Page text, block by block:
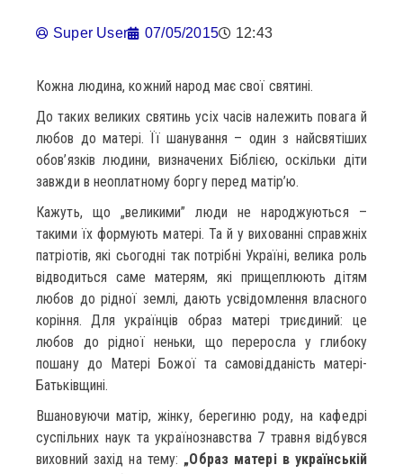
Super User 07/05/2015 12:43
Кожна людина, кожний народ має свої святині.
До таких великих святинь усіх часів належить повага й
любов до матері. Її шанування – один з найсвятіших
обов’язків людини, визначених Біблією, оскільки діти
завжди в неоплатному боргу перед матір’ю.
Кажуть, що „великими” люди не народжуються –
такими їх формують матері. Та й у вихованні справжніх
патріотів, які сьогодні так потрібні Україні, велика роль
відводиться саме матерям, які прищеплюють дітям
любов до рідної землі, дають усвідомлення власного
коріння. Для українців образ матері триєдиний: це
любов до рідної неньки, що переросла у глибоку
пошану до Матері Божої та самовідданість матері-
Батьківщині.
Вшановуючи матір, жінку, берегиню роду, на кафедрі
суспільних наук та українознавства 7 травня відбувся
виховний захід на тему: „Образ матері в українській